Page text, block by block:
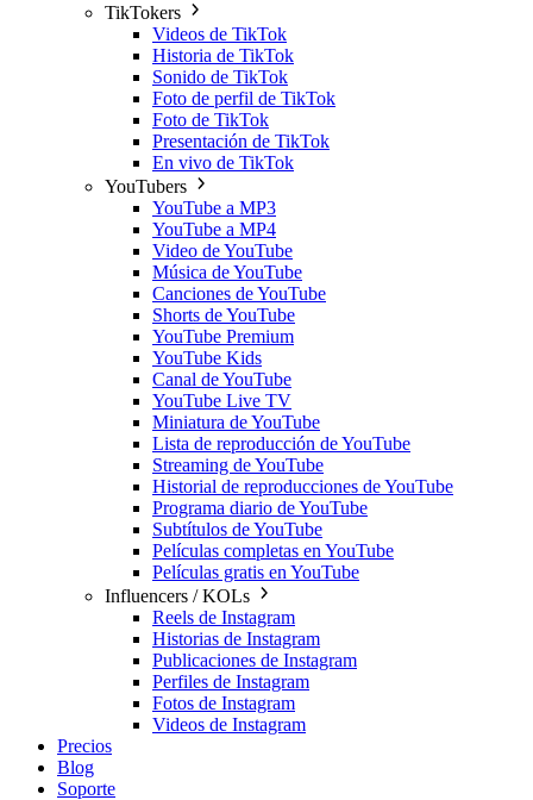
TikTokers
Videos de TikTok
Historia de TikTok
Sonido de TikTok
Foto de perfil de TikTok
Foto de TikTok
Presentación de TikTok
En vivo de TikTok
YouTubers
YouTube a MP3
YouTube a MP4
Video de YouTube
Música de YouTube
Canciones de YouTube
Shorts de YouTube
YouTube Premium
YouTube Kids
Canal de YouTube
YouTube Live TV
Miniatura de YouTube
Lista de reproducción de YouTube
Streaming de YouTube
Historial de reproducciones de YouTube
Programa diario de YouTube
Subtítulos de YouTube
Películas completas en YouTube
Películas gratis en YouTube
Influencers / KOLs
Reels de Instagram
Historias de Instagram
Publicaciones de Instagram
Perfiles de Instagram
Fotos de Instagram
Videos de Instagram
Precios
Blog
Soporte